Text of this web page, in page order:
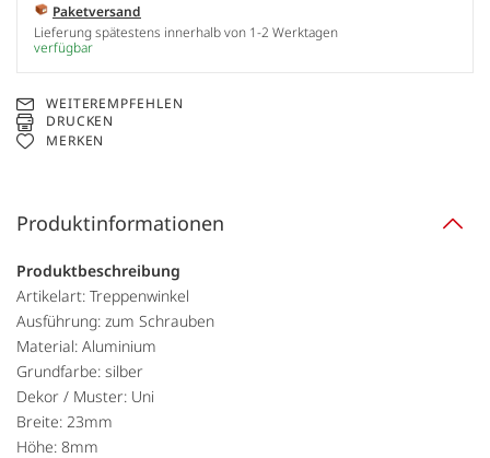
Paketversand
Lieferung spätestens innerhalb von 1-2 Werktagen
verfügbar
WEITEREMPFEHLEN
DRUCKEN
MERKEN
Produktinformationen
Produktbeschreibung
Artikelart: Treppenwinkel
Ausführung: zum Schrauben
Material: Aluminium
Grundfarbe: silber
Dekor / Muster: Uni
Breite: 23mm
Höhe: 8mm